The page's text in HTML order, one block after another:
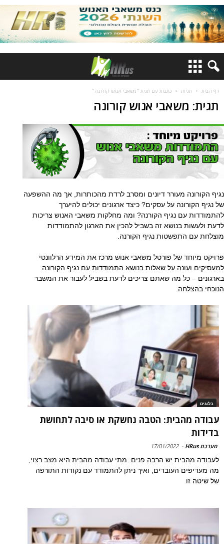
דף הבית תגיות כתבות עם תגית "משאבי אנוש קורונה"
תגית: משאבי אנוש קורונה
נגיף הקורונה מעורר דיונים ומסרב לרדת מהכותרות, אך מה ההשפעה
של נגיף הקורונה על עסקים? כיצד ארגונים יכולים להיערך
להתמודדות עם נגיף הקורנה? ומה מחלקות משאבי האנוש צריכות
לדעת ולעשות בנושא זה בשביל להכין את הארגון להתמודדות
מוצלחת עם התפשטות נגיף הקורנה.
פרויקט מיוחד של פורטל משאבי אנוש מרכז את המידע הרלוונטי
למעסיקים ועונה על שאלות בנושא התמודדות עם נגיף הקורונה
בארגונים – כל מה שאתם צריכים לדעת בשביל לעבור את המשבר
הנוכחי בהצלחה.
בלוגים
עבודה מהבית: הטבה נחשקת או סיבה לתחושת
בדידות
מערכת HRus -
17/01/2022
לעבודה מהבית יש הרבה פנים: מתי עבודה מהבית היא מצב רצוי,
מה מעדיפים העובדים, ואיך ניתן להתמודד עם נקודות התורפה
של שיטה זו